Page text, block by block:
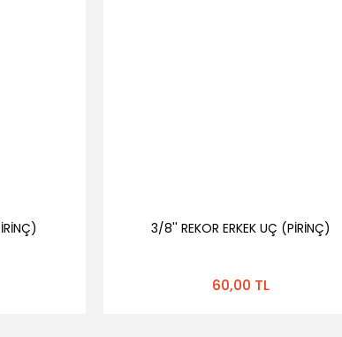
3/8'' REKOR ERKEK UÇ (PİRİNÇ)
60,00 TL